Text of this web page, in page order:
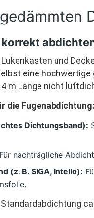
korrekt
und
eine hochwertige
4 m Länge nicht
die Fugenabdichtung:
Dichtungsband):
Für nachträgliche
(z. B. SIGA, Intello):